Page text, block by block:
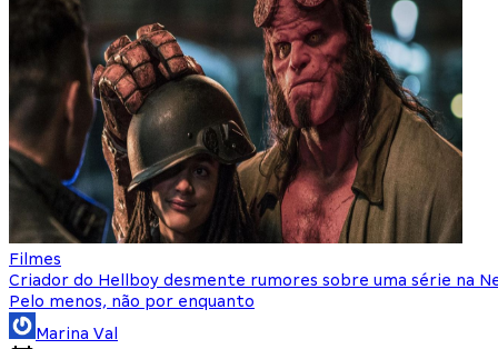
Filmes
Criador do Hellboy desmente rumores sobre uma série na
Pelo menos, não por enquanto
Marina Val